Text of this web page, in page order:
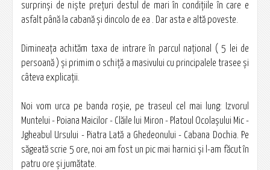
surprinşi de nişte preţuri destul de mari în condiţiile în care e
asfalt până la cabană şi dincolo de ea . Dar asta e altă poveste.
Dimineaţa achităm taxa de intrare în parcul naţional ( 5 lei de
persoană ) şi primim o schiţă a masivului cu principalele trasee şi
câteva explicaţii.
Noi vom urca pe banda roşie, pe traseul cel mai lung: Izvorul
Muntelui - Poiana Maicilor - Clăile lui Miron - Platoul Ocolaşului Mic -
Jgheabul Ursului - Piatra Lată a Ghedeonului - Cabana Dochia. Pe
săgeată scrie 5 ore, noi am fost un pic mai harnici şi l-am făcut în
patru ore şi jumătate.